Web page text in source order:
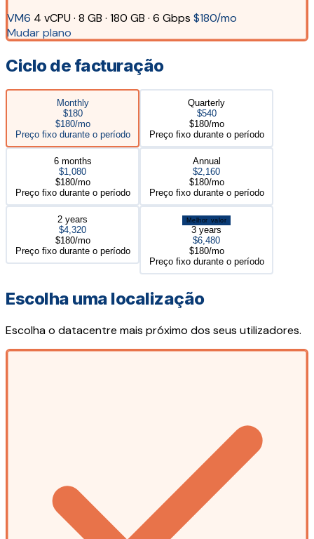
VM6 4 vCPU · 8 GB · 180 GB · 6 Gbps $180/mo
Mudar plano
Ciclo de facturação
Monthly
$180
$180/mo
Preço fixo durante o período
Quarterly
$540
$180/mo
Preço fixo durante o período
6 months
$1,080
$180/mo
Preço fixo durante o período
Annual
$2,160
$180/mo
Preço fixo durante o período
2 years
$4,320
$180/mo
Preço fixo durante o período
Melhor valor
3 years
$6,480
$180/mo
Preço fixo durante o período
Escolha uma localização
Escolha o datacentre mais próximo dos seus utilizadores.